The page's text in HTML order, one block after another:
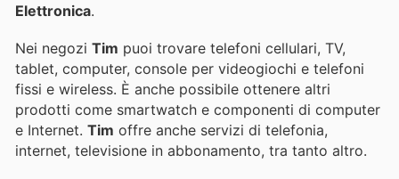
Elettronica.
Nei negozi Tim puoi trovare telefoni cellulari, TV,
tablet, computer, console per videogiochi e telefoni
fissi e wireless. È anche possibile ottenere altri
prodotti come smartwatch e componenti di computer
e Internet. Tim offre anche servizi di telefonia,
internet, televisione in abbonamento, tra tanto altro.